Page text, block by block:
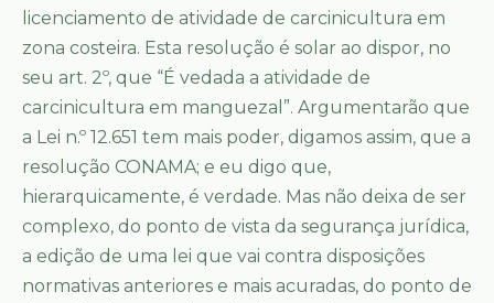
licenciamento de atividade de carcinicultura em
zona costeira. Esta resolução é solar ao dispor, no
seu art. 2º, que “É vedada a atividade de
carcinicultura em manguezal”. Argumentarão que
a Lei n.º 12.651 tem mais poder, digamos assim, que a
resolução CONAMA; e eu digo que,
hierarquicamente, é verdade. Mas não deixa de ser
complexo, do ponto de vista da segurança jurídica,
a edição de uma lei que vai contra disposições
normativas anteriores e mais acuradas, do ponto de